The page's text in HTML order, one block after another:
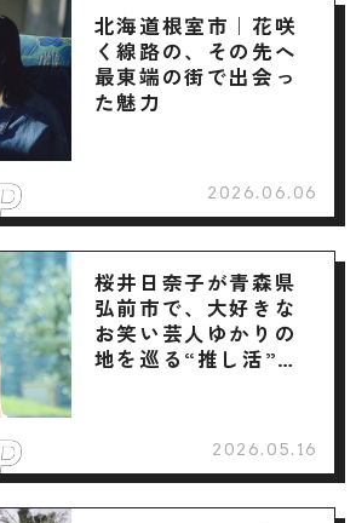
北海道根室市｜花咲
く線路の、その先へ
最東端の街で出会っ
た魅力
2026.06.06
桜井日奈子が青森県
弘前市で、大好きな
お笑い芸人ゆかりの
地を巡る“推し活”旅
2026.05.16